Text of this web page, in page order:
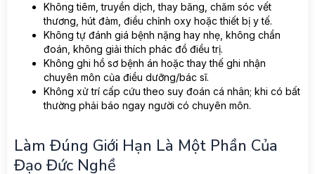
Không tiêm, truyền dịch, thay băng, chăm sóc vết
thương, hút đàm, điều chỉnh oxy hoặc thiết bị y tế.
Không tự đánh giá bệnh nặng hay nhẹ, không chẩn
đoán, không giải thích phác đồ điều trị.
Không ghi hồ sơ bệnh án hoặc thay thế ghi nhận
chuyên môn của điều dưỡng/bác sĩ.
Không xử trí cấp cứu theo suy đoán cá nhân; khi có bất
thường phải báo ngay người có chuyên môn.
Làm Đúng Giới Hạn Là Một Phần Của
Đạo Đức Nghề